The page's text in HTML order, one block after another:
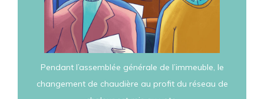
Pendant l’assemblée générale de l’immeuble, le
changement de chaudière au profit du réseau de